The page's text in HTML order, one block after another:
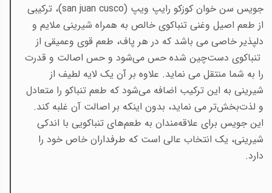
جویس سن خوان کوزکو رایپ ویپ (san juan cusco)، ترکیبی
از طعم اصیل وغنی تنباکوی خالص به همراه شیرینی ملایم و
دلپذیر خاصی می باشد که در هر پاف، طعم قوی وعمیقی از
تنباکوی دست‌چین شده حس می‌شود و حس اصالت و قدرت
را به شما منتقل می‌ نماید. علاوه بر آن یک لایه لطیف از
شیرینی به این ترکیب اضافه می‌شود که طعم تنباکو را متعادل
و لذت‌بخش‌تر می‌ نماید، بدون اینکه بر اصالت آن غلبه کند.
این جویس برای علاقه‌مندان به طعم‌های تنباکویی با اندکی
شیرینی، یک انتخاب عالی است که طرفداران خاص خود را
دارد.